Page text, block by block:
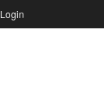
Login